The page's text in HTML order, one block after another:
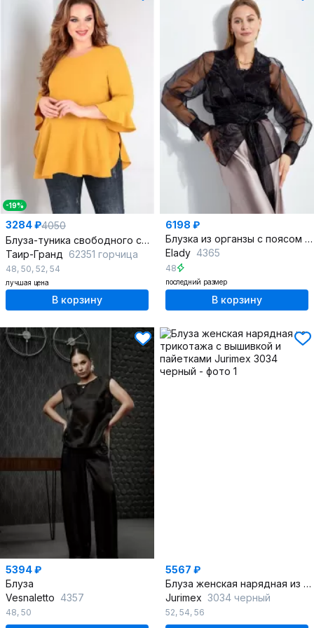
-19%
3284 ₽4050
Блуза-туника свободного силуэта с воланами в стиле бохо
Таир-Гранд 62351 горчица
48, 50, 52, 54
лучшая цена
В корзину
6198 ₽
Блузка из органзы с поясом и воздушным оформлением
Elady 4365
48
последний размер
В корзину
5394 ₽
Блуза
Vesnaletto 4357
48, 50
5567 ₽
Блуза женская нарядная из трикотажа с вышивкой и пайетками
Jurimex 3034 черный
52, 54, 56